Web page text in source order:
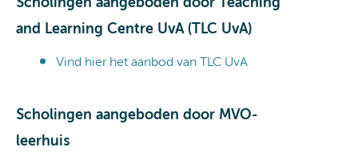
Scholingen aangeboden door Teaching
and Learning Centre UvA (TLC UvA)
Vind hier het aanbod van TLC UvA
Scholingen aangeboden door MVO-
leerhuis